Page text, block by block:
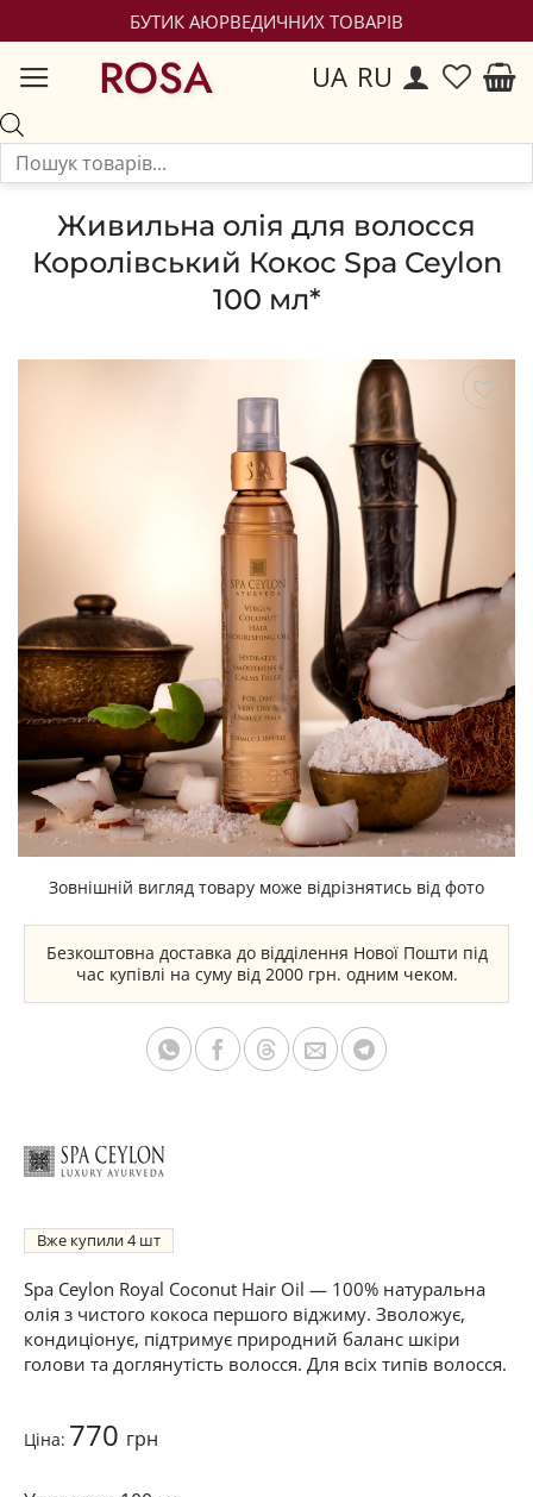
БУТИК АЮРВЕДИЧНИХ ТОВАРІВ
ROSA UA RU
Живильна олія для волосся
Королівський Кокос Spa Ceylon
100 мл*
Зовнішній вигляд товару може відрізнятись від фото
Безкоштовна доставка до відділення Нової Пошти під
час купівлі на суму від 2000 грн. одним чеком.
Вже купили4
Spa Ceylon Royal Coconut Hair Oil — 100% натуральна
олія з чистого кокоса першого віджиму. Зволожує,
кондиціонує, підтримує природний баланс шкіри
голови та доглянутість волосся. Для всіх типів волосся.
Ціна: 770 грн